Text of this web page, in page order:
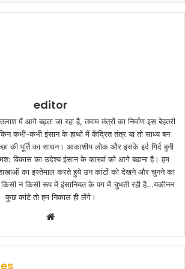
editor
में आगे बढ़ता जा रहा है, तमाम तंत्रों का निर्माण इस बेहतरी
कभी-कभी इंसान के हाथों में केंद्रित तंत्र या तो साध्य बन
की पूर्ति का साधन। आकाशीय लोक और इसके इर्द गिर्द बुनी
विकास का उदेश्य इंसान के कारवां को आगे बढ़ाना है। हम
शाखाओं का इस्तेमाल करते हुये उन कांटों को देखने और चुनने का
न किसी रूप में इंसानियत के पग में चुभती रही है...यकीनन
कुछ कांटे तो हम निकाल ही लेंगे।
b